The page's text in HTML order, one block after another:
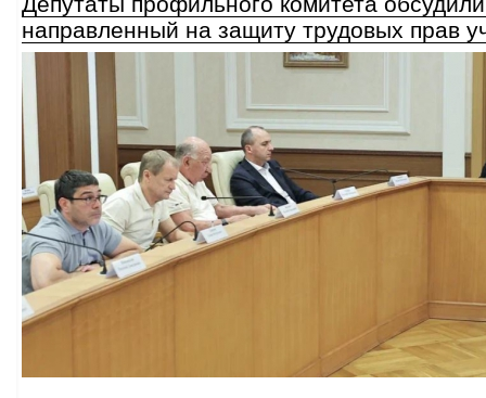
направленный на защиту трудовых прав